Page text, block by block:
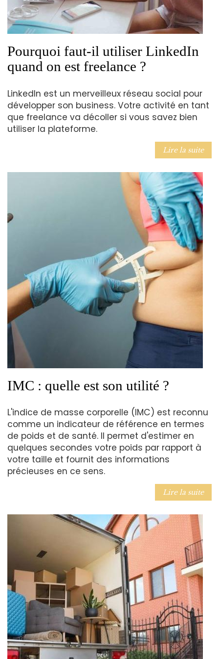
Pourquoi faut-il utiliser LinkedIn
quand on est freelance ?
LinkedIn est un merveilleux réseau social pour
développer son business. Votre activité en tant
que freelance va décoller si vous savez bien
utiliser la plateforme.
Lire la suite
IMC : quelle est son utilité ?
L'indice de masse corporelle (IMC) est reconnu
comme un indicateur de référence en termes
de poids et de santé. Il permet d'estimer en
quelques secondes votre poids par rapport à
votre taille et fournit des informations
précieuses en ce sens.
Lire la suite